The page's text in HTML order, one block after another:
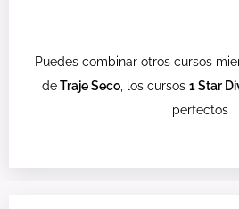
Puedes combinar otros cursos
deTraje Seco, los cursos 1 Star
perfectos